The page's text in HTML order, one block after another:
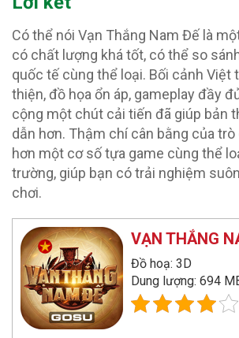
Có thể nói Vạn Thắng Nam Đế là
có chất lượng khá tốt, có thể so
quốc tế cùng thể loại. Bối cảnh Việt
thiện, đồ họa ổn áp, gameplay đầy
cộng một chút cải tiến đã giúp bản
dẫn hơn. Thậm chí cân bằng của
hơn một cơ số tựa game cùng thể
trường, giúp bạn có trải nghiệm
chơi.
VẠN THẮNG
Đồ hoạ: 3D
Dung lượng: 694